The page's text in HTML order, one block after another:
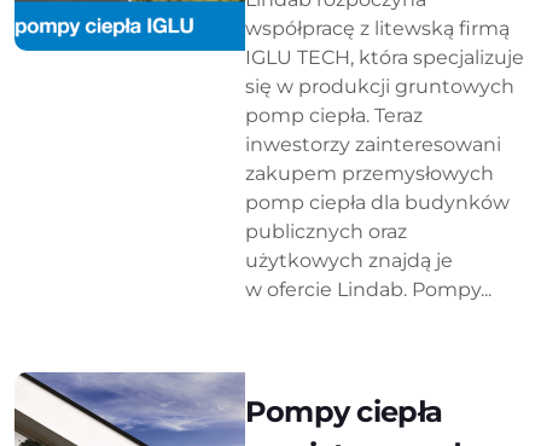
współpracę z litewską firmą
IGLU TECH, która specjalizuje
się w produkcji gruntowych
pomp ciepła. Teraz
inwestorzy zainteresowani
zakupem przemysłowych
pomp ciepła dla budynków
publicznych oraz
użytkowych znajdą je
w ofercie Lindab. Pompy...
Pompy ciepła